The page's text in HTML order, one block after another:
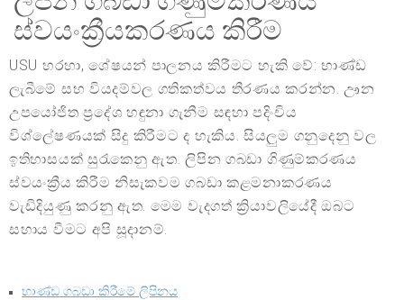
ස්වයංක්‍රීයකරණය කිරීම
USU හරහා, ශේෂයන් පාලනය කිරීමට හැකි වේ: භාණ්ඩ
ලැබීමේ සහ වියදම්වල ගතිකත්වය තීරණය කරන්න. ඌන
උපයෝජිත ප්‍රදේශ හඳුනා ගැනීම සඳහා පදිංචිය
විශ්ලේෂණයක් සිදු කිරීමට ද හැකිය. සියලුම ගනුදෙනු වල
ඉතිහාසයක් සුරැකෙනු ඇත. ලිපින ගබඩා ගිණුම්කරණය
ස්වයංක්‍රීය කිරීම නිසැකවම ගබඩා කළමනාකරණය
වැඩිදියුණු කරනු ඇත. මෙම වැදගත් ක්‍රියාවලියේදී ඔබට
සහාය වීමට අපි සූදානම්.
භාණ්ඩ ගබඩා කිරීමේ ලිපිනය